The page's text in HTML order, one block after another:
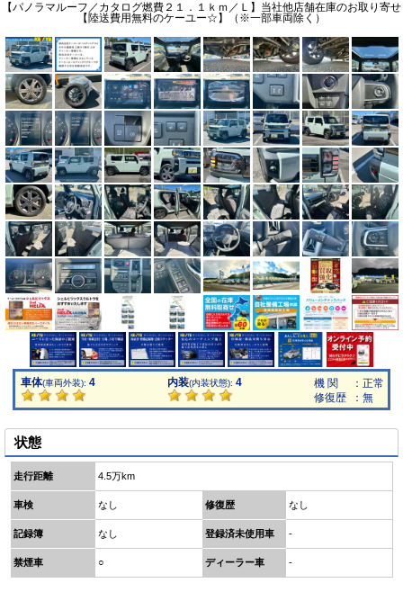
【パノラマルーフ／カタログ燃費２１．１ｋｍ／Ｌ】当社他店舗在庫のお取り寄せ
【陸送費用無料のケーユー☆】（※一部車両除く）
車体(車両外装): 4 内装(内装状態): 4
機 関
修復歴
：正常
：無
状態
走行距離 4.5万km
車検 なし 修復歴 なし
記録簿 なし 登録済未使用車 -
禁煙車 ○ ディーラー車 -